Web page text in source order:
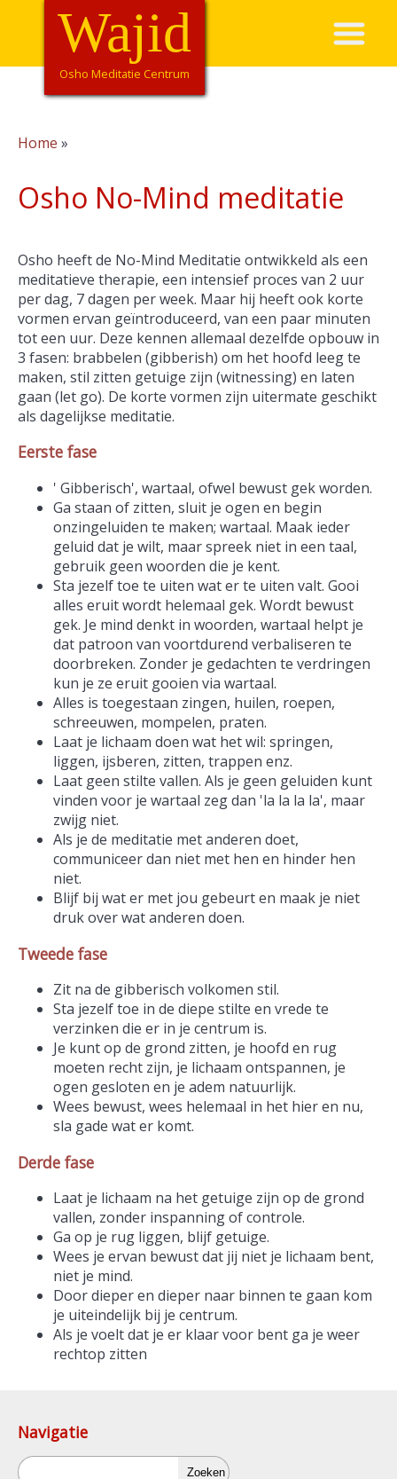
Overslaan
de
HoofdnavigatieWajid
Osho Meditatie Centrum
Home
Osho No-Mind meditatie
Osho heeft de No-Mind Meditatie ontwikkeld als een
meditatieve therapie, een intensief proces van 2 uur
per dag, 7 dagen per week. Maar hij heeft ook korte
vormen ervan geïntroduceerd, van een paar minuten
tot een uur. Deze kennen allemaal dezelfde opbouw in
3 fasen: brabbelen (gibberish) om het hoofd leeg te
maken, stil zitten getuige zijn (witnessing) en laten
gaan (let go). De korte vormen zijn uitermate geschikt
als dagelijkse meditatie.
Eerste fase
' Gibberisch', wartaal, ofwel bewust gek worden.
Ga staan of zitten, sluit je ogen en begin
onzingeluiden te maken; wartaal. Maak ieder
geluid dat je wilt, maar spreek niet in een taal,
gebruik geen woorden die je kent.
Sta jezelf toe te uiten wat er te uiten valt. Gooi
alles eruit wordt helemaal gek. Wordt bewust
gek. Je mind denkt in woorden, wartaal helpt je
dat patroon van voortdurend verbaliseren te
doorbreken. Zonder je gedachten te verdringen
kun je ze eruit gooien via wartaal.
Alles is toegestaan zingen, huilen, roepen,
schreeuwen, mompelen, praten.
Laat je lichaam doen wat het wil: springen,
liggen, ijsberen, zitten, trappen enz.
Laat geen stilte vallen. Als je geen geluiden kunt
vinden voor je wartaal zeg dan 'la la la la', maar
zwijg niet.
Als je de meditatie met anderen doet,
communiceer dan niet met hen en hinder hen
niet.
Blijf bij wat er met jou gebeurt en maak je niet
druk over wat anderen doen.
Tweede fase
Zit na de gibberisch volkomen stil.
Sta jezelf toe in de diepe stilte en vrede te
verzinken die er in je centrum is.
Je kunt op de grond zitten, je hoofd en rug
moeten recht zijn, je lichaam ontspannen, je
ogen gesloten en je adem natuurlijk.
Wees bewust, wees helemaal in het hier en nu,
sla gade wat er komt.
Derde fase
Laat je lichaam na het getuige zijn op de grond
vallen, zonder inspanning of controle.
Ga op je rug liggen, blijf getuige.
Wees je ervan bewust dat jij niet je lichaam bent,
niet je mind.
Door dieper en dieper naar binnen te gaan kom
je uiteindelijk bij je centrum.
Als je voelt dat je er klaar voor bent ga je weer
rechtop zitten
Navigatie
Zoeken